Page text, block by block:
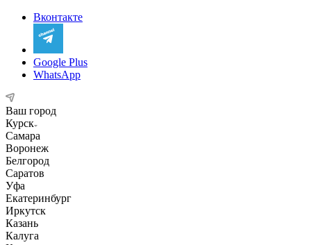
Вконтакте
Google Plus
WhatsApp
Ваш город
Курск
Самара
Воронеж
Белгород
Саратов
Уфа
Екатеринбург
Иркутск
Казань
Калуга